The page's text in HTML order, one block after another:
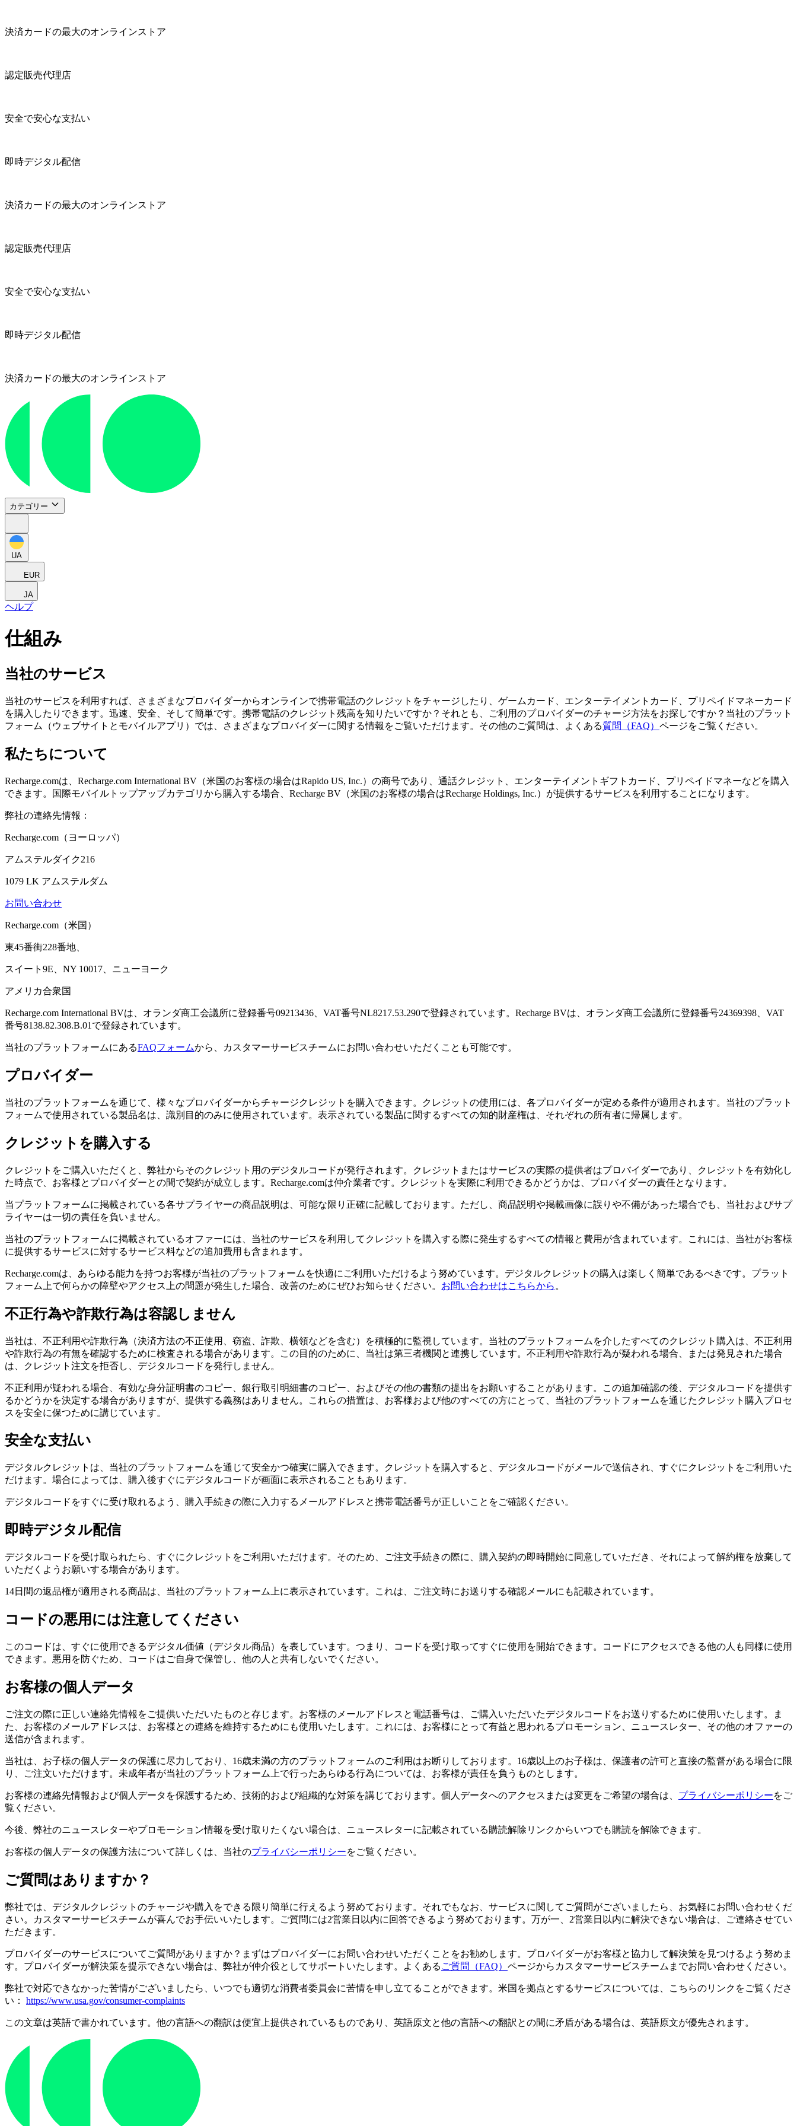
決済カードの最大のオンラインストア
認定販売代理店
安全で安心な支払い
即時デジタル配信
決済カードの最大のオンラインストア
認定販売代理店
安全で安心な支払い
即時デジタル配信
決済カードの最大のオンラインストア
カテゴリー
UA
EUR
JA
ヘルプ
仕組み
当社のサービス
当社のサービスを利用すれば、さまざまなプロバイダーからオンラインで携帯電話のクレジットをチャージしたり、ゲームカード、エンターテイメントカード、プリペイドマネーカード
を購入したりできます。迅速、安全、そして簡単です。携帯電話のクレジット残高を知りたいですか？それとも、ご利用のプロバイダーのチャージ方法をお探しですか？当社のプラット
フォーム（ウェブサイトとモバイルアプリ）では、さまざまなプロバイダーに関する情報をご覧いただけます。その他のご質問は、よくある質問（FAQ） ページをご覧ください。
私たちについて
Recharge.comは、Recharge.com International BV（米国のお客様の場合はRapido US, Inc.）の商号であり、通話クレジット、エンターテイメントギフトカード、プリペイドマネーなどを購入
できます。国際モバイルトップアップカテゴリから購入する場合、Recharge BV（米国のお客様の場合はRecharge Holdings, Inc.）が提供するサービスを利用することになります。
弊社の連絡先情報：
Recharge.com（ヨーロッパ）
アムステルダイク216
1079 LK アムステルダム
お問い合わせ
Recharge.com（米国）
東45番街228番地、
スイート9E、NY 10017、ニューヨーク
アメリカ合衆国
Recharge.com International BVは、オランダ商工会議所に登録番号09213436、VAT番号NL8217.53.290で登録されています。Recharge BVは、オランダ商工会議所に登録番号24369398、VAT
番号8138.82.308.B.01で登録されています。
当社のプラットフォームにあるFAQフォームから、カスタマーサービスチームにお問い合わせいただくことも可能です。
プロバイダー
当社のプラットフォームを通じて、様々なプロバイダーからチャージクレジットを購入できます。クレジットの使用には、各プロバイダーが定める条件が適用されます。当社のプラット
フォームで使用されている製品名は、識別目的のみに使用されています。表示されている製品に関するすべての知的財産権は、それぞれの所有者に帰属します。
クレジットを購入する
クレジットをご購入いただくと、弊社からそのクレジット用のデジタルコードが発行されます。クレジットまたはサービスの実際の提供者はプロバイダーであり、クレジットを有効化し
た時点で、お客様とプロバイダーとの間で契約が成立します。Recharge.comは仲介業者です。クレジットを実際に利用できるかどうかは、プロバイダーの責任となります。
当プラットフォームに掲載されている各サプライヤーの商品説明は、可能な限り正確に記載しております。ただし、商品説明や掲載画像に誤りや不備があった場合でも、当社およびサプ
ライヤーは一切の責任を負いません。
当社のプラットフォームに掲載されているオファーには、当社のサービスを利用してクレジットを購入する際に発生するすべての情報と費用が含まれています。これには、当社がお客様
に提供するサービスに対するサービス料などの追加費用も含まれます。
Recharge.comは、あらゆる能力を持つお客様が当社のプラットフォームを快適にご利用いただけるよう努めています。デジタルクレジットの購入は楽しく簡単であるべきです。プラット
フォーム上で何らかの障壁やアクセス上の問題が発生した場合、改善のためにぜひお知らせください。 お問い合わせはこちらから 。
不正行為や詐欺行為は容認しません
当社は、不正利用や詐欺行為（決済方法の不正使用、窃盗、詐欺、横領などを含む）を積極的に監視しています。当社のプラットフォームを介したすべてのクレジット購入は、不正利用
や詐欺行為の有無を確認するために検査される場合があります。この目的のために、当社は第三者機関と連携しています。不正利用や詐欺行為が疑われる場合、または発見された場合
は、クレジット注文を拒否し、デジタルコードを発行しません。
不正利用が疑われる場合、有効な身分証明書のコピー、銀行取引明細書のコピー、およびその他の書類の提出をお願いすることがあります。この追加確認の後、デジタルコードを提供す
るかどうかを決定する場合がありますが、提供する義務はありません。これらの措置は、お客様および他のすべての方にとって、当社のプラットフォームを通じたクレジット購入プロセ
スを安全に保つために講じています。
安全な支払い
デジタルクレジットは、当社のプラットフォームを通じて安全かつ確実に購入できます。クレジットを購入すると、デジタルコードがメールで送信され、すぐにクレジットをご利用いた
だけます。場合によっては、購入後すぐにデジタルコードが画面に表示されることもあります。
デジタルコードをすぐに受け取れるよう、購入手続きの際に入力するメールアドレスと携帯電話番号が正しいことをご確認ください。
即時デジタル配信
デジタルコードを受け取られたら、すぐにクレジットをご利用いただけます。そのため、ご注文手続きの際に、購入契約の即時開始に同意していただき、それによって解約権を放棄して
いただくようお願いする場合があります。
14日間の返品権が適用される商品は、当社のプラットフォーム上に表示されています。これは、ご注文時にお送りする確認メールにも記載されています。
コードの悪用には注意してください
このコードは、すぐに使用できるデジタル価値（デジタル商品）を表しています。つまり、コードを受け取ってすぐに使用を開始できます。コードにアクセスできる他の人も同様に使用
できます。悪用を防ぐため、コードはご自身で保管し、他の人と共有しないでください。
お客様の個人データ
ご注文の際に正しい連絡先情報をご提供いただいたものと存じます。お客様のメールアドレスと電話番号は、ご購入いただいたデジタルコードをお送りするために使用いたします。ま
た、お客様のメールアドレスは、お客様との連絡を維持するためにも使用いたします。これには、お客様にとって有益と思われるプロモーション、ニュースレター、その他のオファーの
送信が含まれます。
当社は、お子様の個人データの保護に尽力しており、16歳未満の方のプラットフォームのご利用はお断りしております。16歳以上のお子様は、保護者の許可と直接の監督がある場合に限
り、ご注文いただけます。未成年者が当社のプラットフォーム上で行ったあらゆる行為については、お客様が責任を負うものとします。
お客様の連絡先情報および個人データを保護するため、技術的および組織的な対策を講じております。個人データへのアクセスまたは変更をご希望の場合は、 プライバシーポリシーをご
覧ください。
今後、弊社のニュースレターやプロモーション情報を受け取りたくない場合は、ニュースレターに記載されている購読解除リンクからいつでも購読を解除できます。
お客様の個人データの保護方法について詳しくは、当社のプライバシーポリシーをご覧ください。
ご質問はありますか？
弊社では、デジタルクレジットのチャージや購入をできる限り簡単に行えるよう努めております。それでもなお、サービスに関してご質問がございましたら、お気軽にお問い合わせくだ
さい。カスタマーサービスチームが喜んでお手伝いいたします。ご質問には2営業日以内に回答できるよう努めております。万が一、2営業日以内に解決できない場合は、ご連絡させてい
ただきます。
プロバイダーのサービスについてご質問がありますか？まずはプロバイダーにお問い合わせいただくことをお勧めします。プロバイダーがお客様と協力して解決策を見つけるよう努めま
す。プロバイダーが解決策を提示できない場合は、弊社が仲介役としてサポートいたします。よくある ご質問（FAQ） ページからカスタマーサービスチームまでお問い合わせください。
弊社で対応できなかった苦情がございましたら、いつでも適切な消費者委員会に苦情を申し立てることができます。米国を拠点とするサービスについては、こちらのリンクをご覧くださ
い： https://www.usa.gov/consumer-complaints
この文章は英語で書かれています。他の言語への翻訳は便宜上提供されているものであり、英語原文と他の言語への翻訳との間に矛盾がある場合は、英語原文が優先されます。